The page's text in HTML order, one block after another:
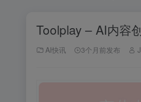
Toolplay – AI内容
AI快讯 3个月前发布